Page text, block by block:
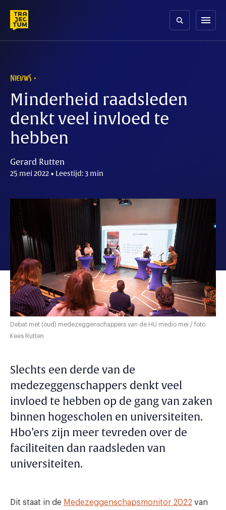
content
menu
NIEUWS
Minderheid raadsleden
denkt veel invloed te
hebben
Gerard Rutten
25 mei 2022 • Leestijd: 3 min
Debat met (oud) medezeggenschappers van de HU medio mei / foto
Kees Rutten
Slechts een derde van de
medezeggenschappers denkt veel
invloed te hebben op de gang van zaken
binnen hogescholen en universiteiten.
Hbo’ers zijn meer tevreden over de
faciliteiten dan raadsleden van
universiteiten.
Dit staat in de Medezeggenschapsmonitor 2022 van